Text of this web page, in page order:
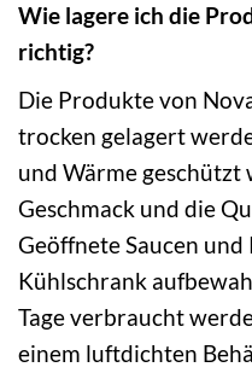
Wie lagere ich die
richtig?
Die Produkte von
trocken gelagert
und Wärme geschützt
Geschmack und die
Geöffnete Saucen und
Kühlschrank
Tage verbraucht
einem luftdichten